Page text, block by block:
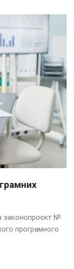
законопроєкт №
програмного